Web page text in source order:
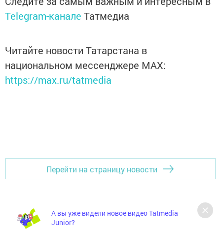
Telegram-канале Татмедиа
Читайте новости Татарстана в
национальном мессенджере MАХ:
https://max.ru/tatmedia
Перейти на страницу новости
А вы уже видели новое видео Tatmedia
Junior?